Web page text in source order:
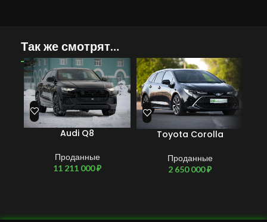
Так же смотрят…
Audi Q8
Проданные
11 211 000₽
Toyota Corolla
Проданные
2 650 000₽